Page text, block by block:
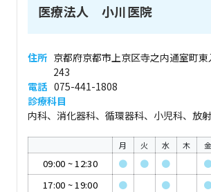
医療法人 小川医院
住所 京都府京都市上京区寺之内通室町
243
電話 075-441-1808
診療科目
内科、消化器科、循環器科、小児科、放
月 火 水 木 金
09:00 ~12:30 ● ● ●
17:00 ~19:00 ● ●